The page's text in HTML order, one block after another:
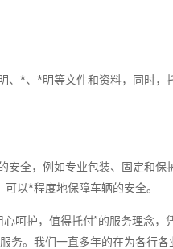
*、*明等文件和资料，同时，
全，例如专业包装、固定和保
以*程度地保障车辆的安全。
呵护，值得托付”的服务理念，
务。我们一直多年的在为各行